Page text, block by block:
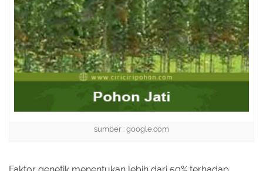
sumber : google.com